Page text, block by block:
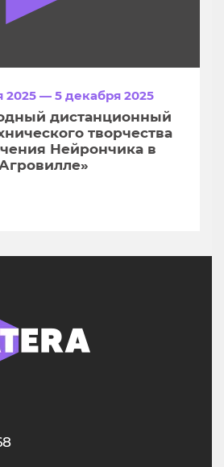
2025 — 5 декабря 2025
дистанционный
творчества
Нейрончика в